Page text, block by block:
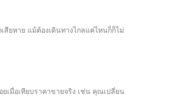
ยหาย แม้ต้องเดินทางไกลแค่ไหนก็ก็ไม่
เมื่อเทียบราคาขายจริง เช่น คุณเปลี่ยน